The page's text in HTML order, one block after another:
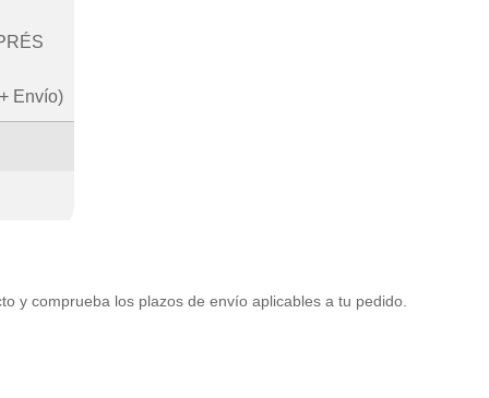
Envío)
y comprueba los plazos de envío aplicables a tu pedido.